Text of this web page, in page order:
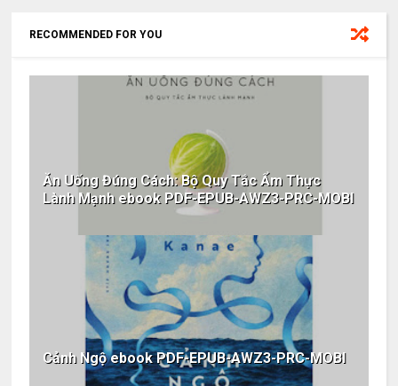
RECOMMENDED FOR YOU
Ăn Uống Đúng Cách: Bộ Quy Tắc Ẩm Thực
Lành Mạnh ebook PDF-EPUB-AWZ3-PRC-MOBI
Cảnh Ngộ ebook PDF-EPUB-AWZ3-PRC-MOBI